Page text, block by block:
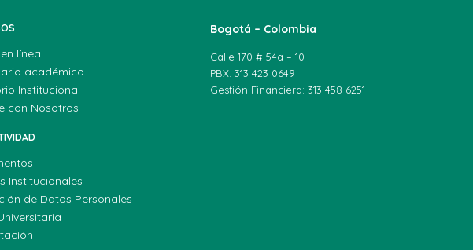
línea
académico
Institucional
con Nosotros
Institucionales
de Datos Personales
Bogotá – Colombia
Calle 170 # 54a – 10
PBX: 313 423 0649
Gestión Financiera: 313 458 6251